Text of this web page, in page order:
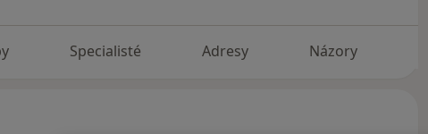
Specialisté Adresy Názory